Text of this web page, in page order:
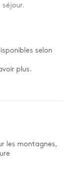
selon
plus.
les montagnes,